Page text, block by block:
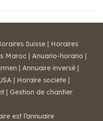
Suisse | Horaires
Maroc | Anuario-horario |
| Annuaire inversé |
| Horaire societe |
| Gestion de chantier
est l’annuaire